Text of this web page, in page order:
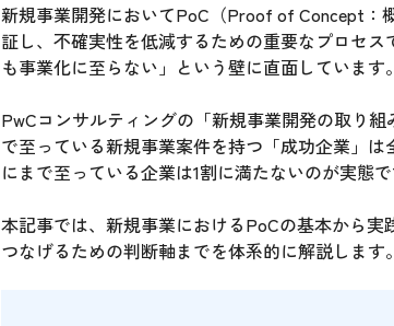
新規事業開発においてPoC（Proof of Concept：
証し、不確実性を低減するための重要なプロセ
も事業化に至らない」という壁に直面しています。
PwCコンサルティングの「新規事業開発の取り
で至っている新規事業案件を持つ「成功企業」
にまで至っている企業は1割に満たないのが実態で
本記事では、新規事業におけるPoCの基本から
つなげるための判断軸までを体系的に解説します。